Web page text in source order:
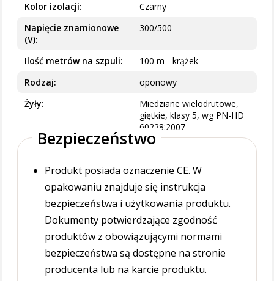
Kolor izolacji
Czarny
Napięcie znamionowe
(V)
300/500
Ilość metrów na szpuli
100 m - krążek
Rodzaj
oponowy
Żyły
Miedziane wielodrutowe,
giętkie, klasy 5, wg PN-HD
60228:2007
Bezpieczeństwo
Produkt posiada oznaczenie CE. W
opakowaniu znajduje się instrukcja
bezpieczeństwa i użytkowania produktu.
Dokumenty potwierdzające zgodność
produktów z obowiązującymi normami
bezpieczeństwa są dostępne na stronie
producenta lub na karcie produktu.